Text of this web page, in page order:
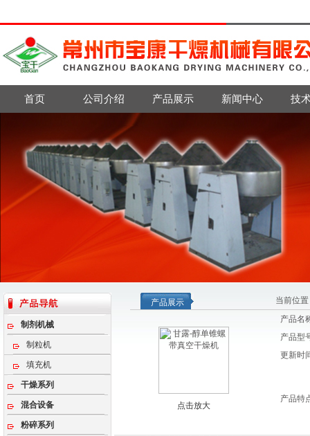
首页 公司介绍 产品展示 新闻中心 技
制剂机械
制粒机
填充机
干燥系列
混合设备
粉碎系列
产品展示 当前位
点击放大
产品名
产品型
更新时
产品特